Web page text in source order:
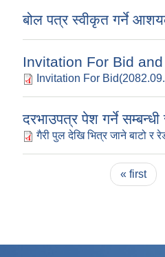
बोल पत्र स्वीकृत गर्ने
Invitation For Bid
Invitation For
दरभाउपत्र पेश गर्ने
गैरी पुल देखि भित्र जाने बाटो र
« first